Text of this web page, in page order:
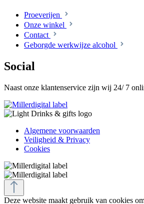
Proeverijen
Onze winkel
Contact
Geborgde werkwijze alcohol
Social
Naast onze klantenservice zijn wij 24/ 7
Algemene voorwaarden
Veiligheid & Privacy
Cookies
Deze website maakt gebruik van cookies